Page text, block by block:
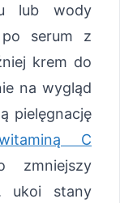
lub wody
po serum z
krem do
na wygląd
pielęgnację
C
zmniejszy
ukoi stany